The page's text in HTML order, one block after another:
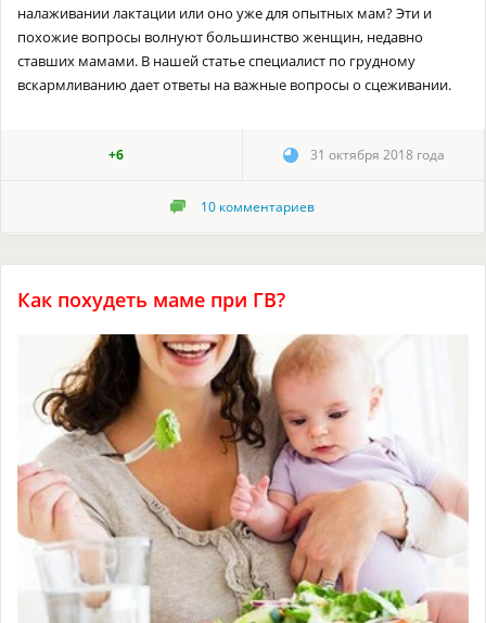
налаживании лактации или оно уже для опытных мам? Эти и
похожие вопросы волнуют большинство женщин, недавно
ставших мамами. В нашей статье специалист по грудному
вскармливанию дает ответы на важные вопросы о сцеживании.
+6 31 октября 2018 года
10 комментариев
Как похудеть маме при ГВ?